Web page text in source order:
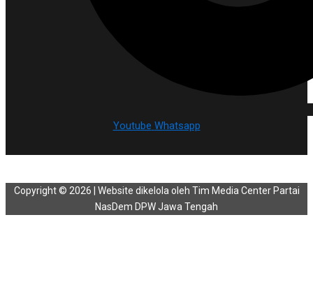
Youtube Whatsapp
Copyright © 2026 | Website dikelola oleh Tim Media Center Partai
NasDem DPW Jawa Tengah